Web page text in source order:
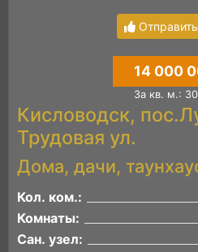
14 000
За кв. м.:
Кисловодск,
Трудовая ул.
Дома, дачи,
Кол. ком.:
Комнаты:
Сан. узел: